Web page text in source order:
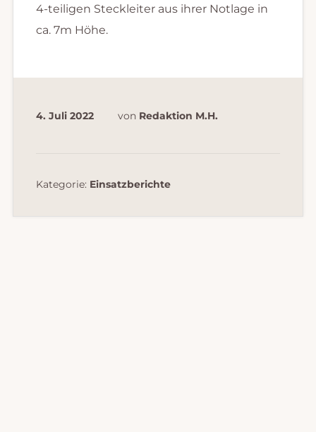
4-teiligen Steckleiter aus ihrer Notlage in
ca. 7m Höhe.
4. Juli 2022 von Redaktion M.H.
Kategorie: Einsatzberichte